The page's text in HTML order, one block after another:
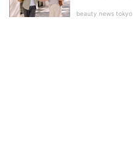
beauty news tokyo